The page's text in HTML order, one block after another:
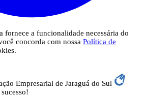
fornece a funcionalidade necessária do
concorda com nossa Política de
Empresarial de Jaraguá do Sul